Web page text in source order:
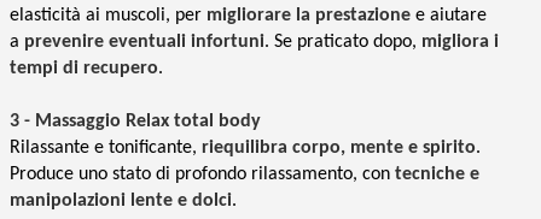
elasticità ai muscoli, per migliorare la prestazione e aiutare
a prevenire eventuali infortuni. Se praticato dopo, migliora i
tempi di recupero.
3 - Massaggio Relax total body
Rilassante e tonificante, riequilibra corpo, mente e spirito.
Produce uno stato di profondo rilassamento, con tecniche e
manipolazioni lente e dolci.